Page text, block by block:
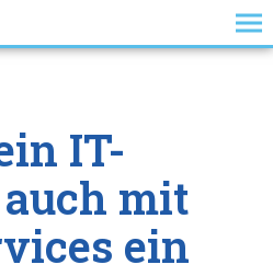
IT-
mit
ein